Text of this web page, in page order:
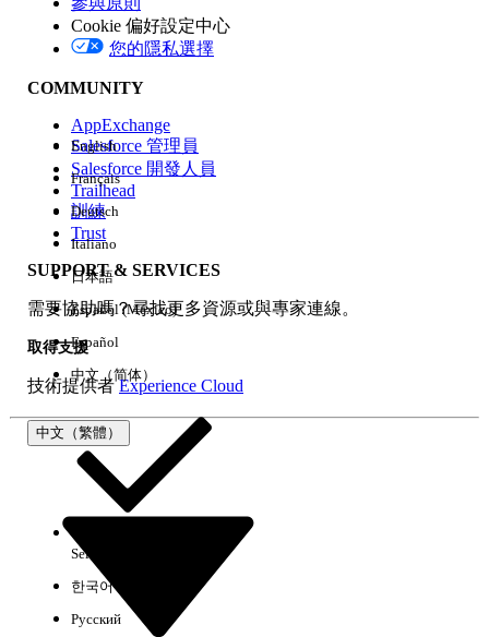
版本
經驗
Cookie 偏好設定中心
您的隱私選擇
COMMUNITY
AppExchange
Salesforce 管理員
Salesforce 開發人員
Trailhead
訓練
Trust
SUPPORT & SERVICES
需要協助嗎？尋找更多資源或與專家連線。
取得支援
技術提供者Experience Cloud
中文（繁體）
English
Français
Deutsch
Italiano
日本語
Español (México)
Español
中文（简体）
Select Org
한국어
Русский